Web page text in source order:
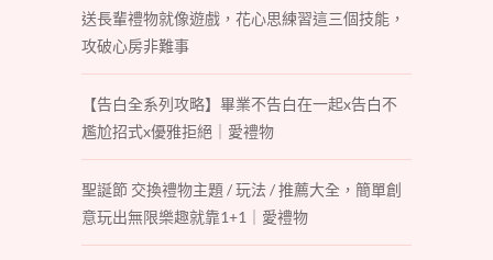
送長輩禮物就像遊戲，花心思練習這三個技能，
攻破心房非難事
【告白全系列攻略】畢業不告白在一起x告白不
尷尬招式x優雅拒絕｜愛禮物
聖誕節 交換禮物主題 / 玩法 / 推薦大全，簡單創
意玩出無限樂趣就靠1+1｜愛禮物